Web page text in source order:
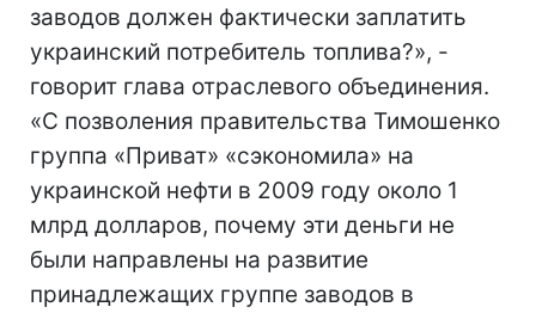
заводов должен фактически заплатить
украинский потребитель топлива?», -
говорит глава отраслевого объединения.
«С позволения правительства Тимошенко
группа «Приват» «сэкономила» на
украинской нефти в 2009 году около 1
млрд долларов, почему эти деньги не
были направлены на развитие
принадлежащих группе заводов в